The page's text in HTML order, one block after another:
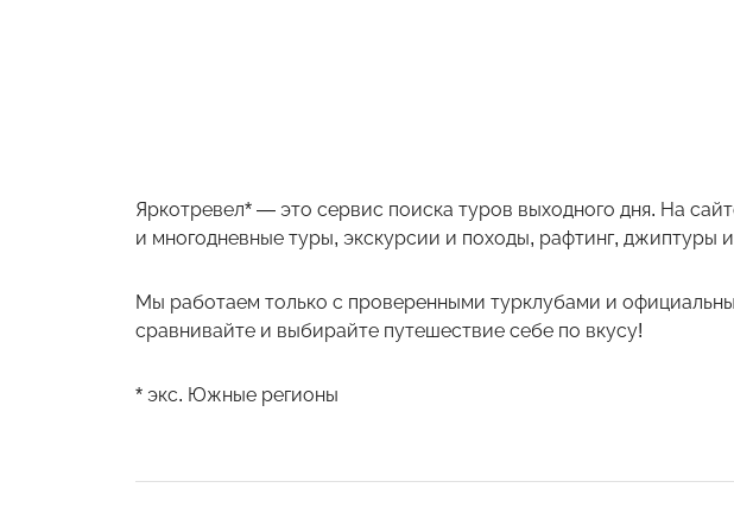
Яркотревел* — это сервис поиска туров выходного дня. На
и многодневные туры, экскурсии и походы, рафтинг, джиптуры
Мы работаем только с проверенными турклубами и
сравнивайте и выбирайте путешествие себе по вкусу!
* экс. Южные регионы